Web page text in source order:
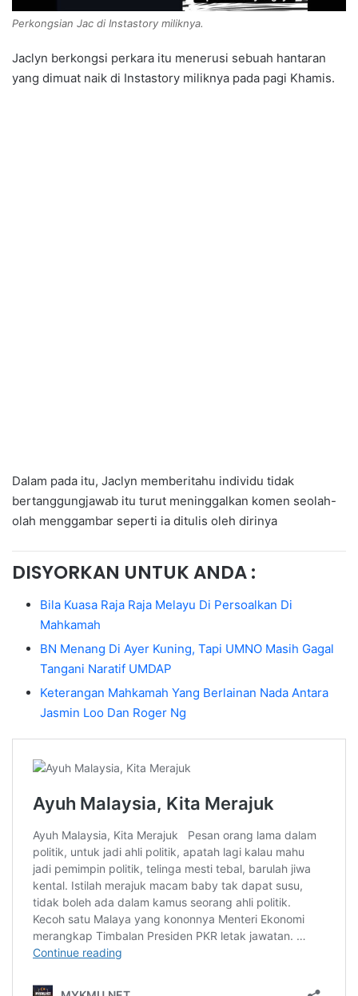
Perkongsian Jac di Instastory miliknya.
Jaclyn berkongsi perkara itu menerusi sebuah hantaran
yang dimuat naik di Instastory miliknya pada pagi Khamis.
Dalam pada itu, Jaclyn memberitahu individu tidak
bertanggungjawab itu turut meninggalkan komen seolah-
olah menggambar seperti ia ditulis oleh dirinya
DISYORKAN UNTUK ANDA :
Bila Kuasa Raja Raja Melayu Di Persoalkan Di
Mahkamah
BN Menang Di Ayer Kuning, Tapi UMNO Masih Gagal
Tangani Naratif UMDAP
Keterangan Mahkamah Yang Berlainan Nada Antara
Jasmin Loo Dan Roger Ng